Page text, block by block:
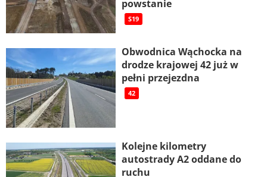
powstanie
S19
Obwodnica Wąchocka na
drodze krajowej 42 już w
pełni przejezdna
42
Kolejne kilometry
autostrady A2 oddane do
ruchu